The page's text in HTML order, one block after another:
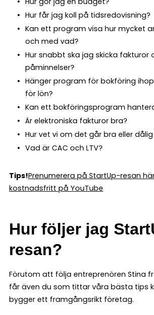
Hur får jag koll på tidsredovisning?
Kan ett program visa hur mycket
och med vad?
Hur snabbt ska jag skicka fakturor
påminnelser?
Hänger program för bokföring
för lön?
Kan ett bokföringsprogram
Är elektroniska fakturor bra?
Hur vet vi om det går bra eller
Vad är CAC och LTV?
Tips!Prenumerera på StartUp-resan
kostnadsfritt på YouTube
Hur följer jag
resan?
Förutom att följa entreprenören Stina
får även du som tittar våra bästa tips
bygger ett framgångsrikt företag.